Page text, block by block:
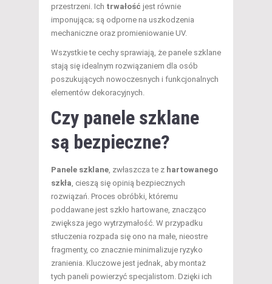
przestrzeni. Ich trwałość jest równie
imponująca; są odporne na uszkodzenia
mechaniczne oraz promieniowanie UV.
Wszystkie te cechy sprawiają, że panele szklane
stają się idealnym rozwiązaniem dla osób
poszukujących nowoczesnych i funkcjonalnych
elementów dekoracyjnych.
Czy panele szklane
są bezpieczne?
Panele szklane , zwłaszcza te z hartowanego
szkła , cieszą się opinią bezpiecznych
rozwiązań. Proces obróbki, któremu
poddawane jest szkło hartowane, znacząco
zwiększa jego wytrzymałość. W przypadku
stłuczenia rozpada się ono na małe, nieostre
fragmenty, co znacznie minimalizuje ryzyko
zranienia. Kluczowe jest jednak, aby montaż
tych paneli powierzyć specjalistom. Dzięki ich